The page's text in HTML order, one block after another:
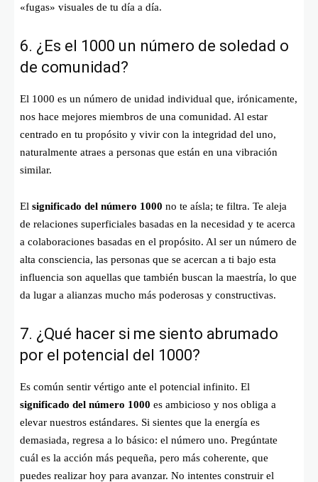
«fugas» visuales de tu día a día.
6. ¿Es el 1000 un número de soledad o
de comunidad?
El 1000 es un número de unidad individual que, irónicamente,
nos hace mejores miembros de una comunidad. Al estar
centrado en tu propósito y vivir con la integridad del uno,
naturalmente atraes a personas que están en una vibración
similar.
El significado del número 1000 no te aísla; te filtra. Te aleja
de relaciones superficiales basadas en la necesidad y te acerca
a colaboraciones basadas en el propósito. Al ser un número de
alta consciencia, las personas que se acercan a ti bajo esta
influencia son aquellas que también buscan la maestría, lo que
da lugar a alianzas mucho más poderosas y constructivas.
7. ¿Qué hacer si me siento abrumado
por el potencial del 1000?
Es común sentir vértigo ante el potencial infinito. El
significado del número 1000 es ambicioso y nos obliga a
elevar nuestros estándares. Si sientes que la energía es
demasiada, regresa a lo básico: el número uno. Pregúntate
cuál es la acción más pequeña, pero más coherente, que
puedes realizar hoy para avanzar. No intentes construir el